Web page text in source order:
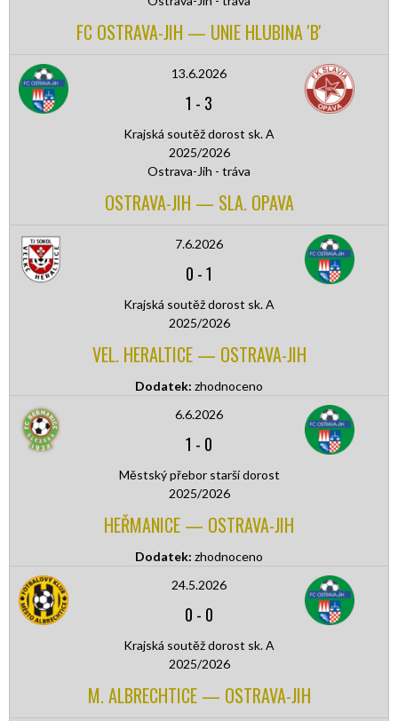
FC OSTRAVA-JIH — UNIE HLUBINA 'B'
13.6.2026
1 - 3
Krajská soutěž dorost sk. A
2025/2026
Ostrava-Jih - tráva
OSTRAVA-JIH — SLA. OPAVA
7.6.2026
0 -1
Krajská soutěž dorost sk. A
2025/2026
VEL. HERALTICE — OSTRAVA-JIH
Dodatek: zhodnoceno
6.6.2026
1 - 0
Městský přebor starší dorost
2025/2026
HEŘMANICE — OSTRAVA-JIH
Dodatek: zhodnoceno
24.5.2026
0 - 0
Krajská soutěž dorost sk. A
2025/2026
M. ALBRECHTICE — OSTRAVA-JIH